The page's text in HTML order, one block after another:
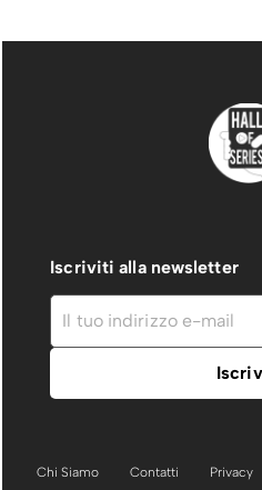
Iscriviti alla newsletter
Chi Siamo Contatti Privacy